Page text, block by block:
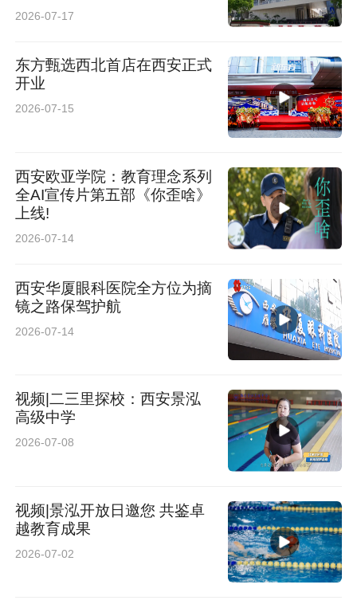
2026-07-17
东方甄选西北首店在西安正式
开业
2026-07-15
西安欧亚学院：教育理念系列
全AI宣传片第五部《你歪啥》
上线!
2026-07-14
西安华厦眼科医院全方位为摘
镜之路保驾护航
2026-07-14
视频|二三里探校：西安景泓
高级中学
2026-07-08
视频|景泓开放日邀您 共鉴卓
越教育成果
2026-07-02